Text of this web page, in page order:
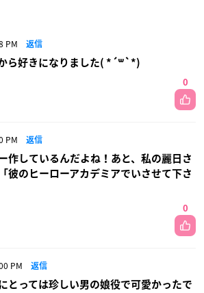
PM 返信
ら好きになりました( *´꒳`*)
0
PM 返信
作しているんだよね！あと、私の麗日さ
彼のヒーローアカデミアでいさせて下さ
0
PM 返信
とっては珍しい男の娘役で可愛かったで